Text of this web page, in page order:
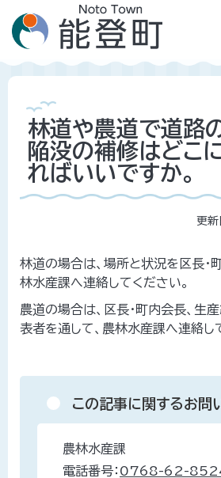
林道や農道で道路
陥没の補修はどこ
ればいいですか。
更
林道の場合は、場所と状況を区長・
林水産課へ連絡してください。
農道の場合は、区長・町内会長、生
表者を通して、農林水産課へ連絡し
この記事に関するお問
農林水産課
電話番号： 0768-62-